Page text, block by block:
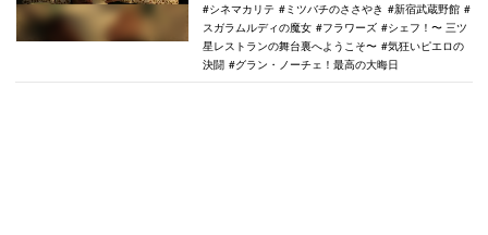
シネマカリテ
ミツバチのささやき
新宿武蔵野館
スガラムルディの魔女
フラワーズ
シェフ！〜 三ツ
星レストランの舞台裏へようこそ〜
気狂いピエロの
決闘
グラン・ノーチェ！最高の大晦日